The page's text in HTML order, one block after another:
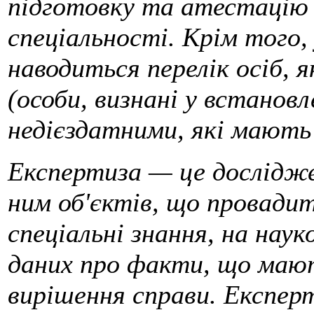
підготовку та атестацію
спеціальності. Крім
наводиться перелік
(особи, визнані у
недієздатними, які
Експертиза — це
ним об'єктів, що
спеціальні знання, на
даних про факти, що
вирішення справи.